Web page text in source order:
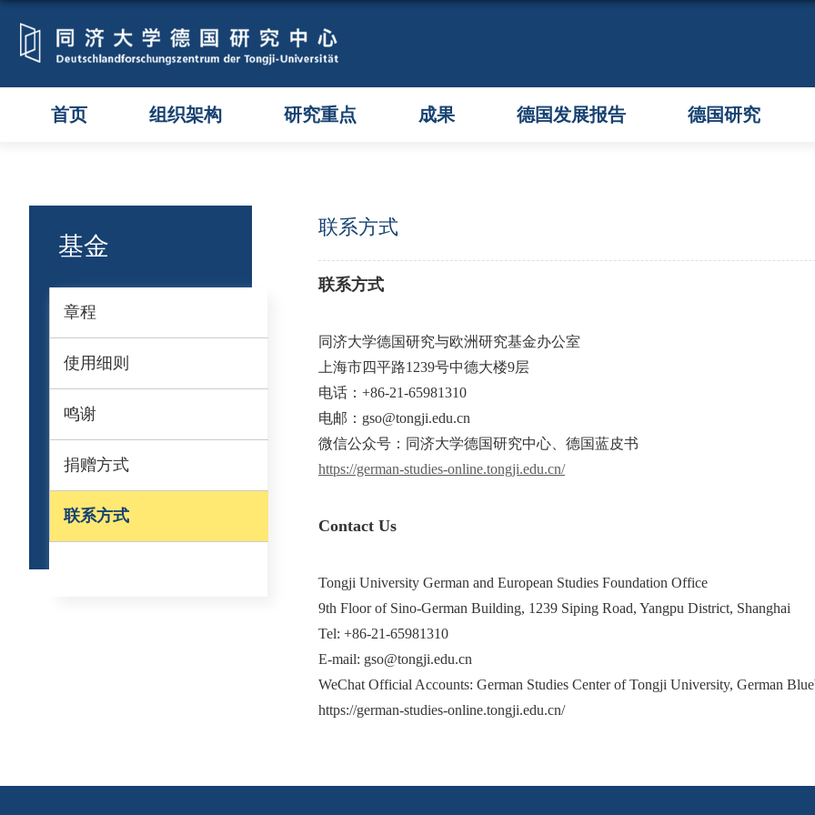
首页 组织架构 研究重点 成果 德国发展报告 德国研究
基金
章程
使用细则
鸣谢
捐赠方式
联系方式
联系方式
联系方式
同济大学德国研究与欧洲研究基金办公室
上海市四平路1239号中德大楼9层
电话：+86-21-65981310
电邮：gso@tongji.edu.cn
微信公众号：同济大学德国研究中心、德国蓝皮书
https://german-studies-online.tongji.edu.cn/
Contact Us
Tongji University German and European Studies Foundation Office
9th Floor of Sino-German Building, 1239 Siping Road, Yangpu District, Shanghai
Tel: +86-21-65981310
E-mail: gso@tongji.edu.cn
WeChat Official Accounts: German Studies Center of Tongji University, German
https://german-studies-online.tongji.edu.cn/